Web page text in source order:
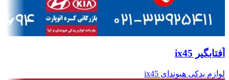
آفتابگیر ix45
لوازم یدکی هیوندای ix45